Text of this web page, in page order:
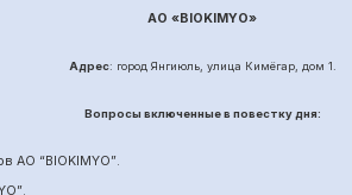
АО «BIOKIMYO»
Адрес: город Янгиюль, улица Кимёгар, дом 1.
Вопросы включенные в повестку дня:
АО “BIOKIMYO”.
”.